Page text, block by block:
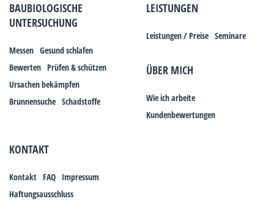
BAUBIOLOGISCHE
UNTERSUCHUNG
Messen Gesund schlafen
Bewerten Prüfen & schützen
Ursachen bekämpfen
Brunnensuche Schadstoffe
LEISTUNGEN
Leistungen / Preise Seminare
ÜBER MICH
Wie ich arbeite
Kundenbewertungen
KONTAKT
Kontakt FAQ Impressum
Haftungsausschluss